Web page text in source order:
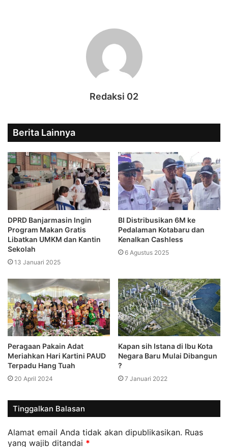
Redaksi 02
Berita Lainnya
DPRD Banjarmasin Ingin
Program Makan Gratis
Libatkan UMKM dan Kantin
Sekolah
13 Januari 2025
BI Distribusikan 6M ke
Pedalaman Kotabaru dan
Kenalkan Cashless
6 Agustus 2025
Peragaan Pakain Adat
Meriahkan Hari Kartini PAUD
Terpadu Hang Tuah
20 April 2024
Kapan sih Istana di Ibu Kota
Negara Baru Mulai Dibangun
?
7 Januari 2022
Tinggalkan Balasan
Alamat email Anda tidak akan dipublikasikan. Ruas
yang wajib ditandai *